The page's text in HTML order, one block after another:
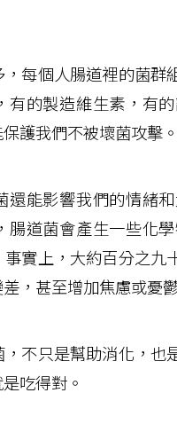
每個人腸道裡的菌群
有的製造維生素，有
護我們不被壞菌攻擊。
能影響我們的情緒
腸道菌會產生一些化
實上，大約百分之
，甚至增加焦慮或憂
不只是幫助消化，也
吃得對。